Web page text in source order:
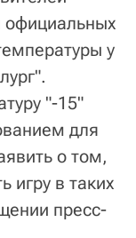
официальных
у
"-15"
для
о том,
игру в таких
пресс-